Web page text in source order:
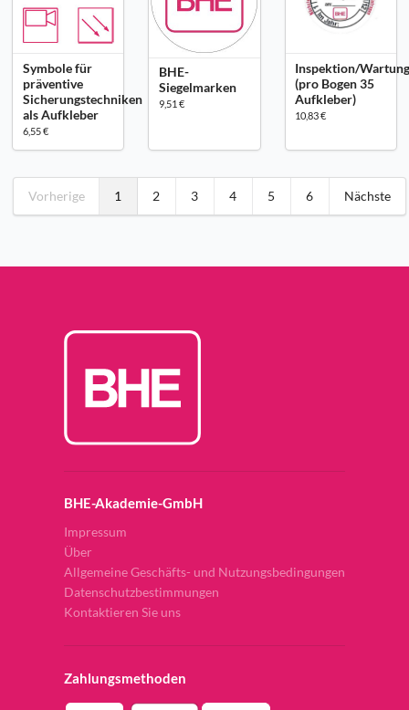
Symbole für
präventive
Sicherungstechniken
als Aufkleber
6,55 €
BHE-
Siegelmarken
9,51 €
Inspektion/
(pro Bogen 35
Aufkleber)
10,83 €
Vorherige 1 2 3 4 5 6 Nächste
BHE-Akademie-GmbH
Impressum
Über
Allgemeine Geschäfts- und Nutzungsbedingungen
Datenschutzbestimmungen
Kontaktieren Sie uns
Zahlungsmethoden